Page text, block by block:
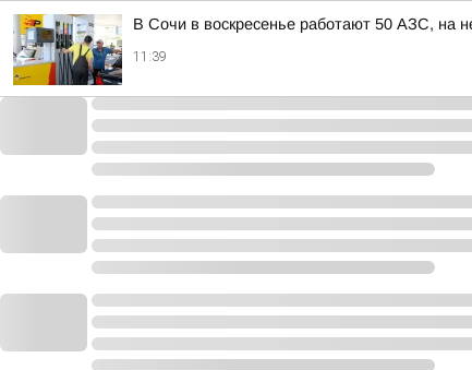
В Сочи в воскресенье работают 50 АЗС, на
11:39